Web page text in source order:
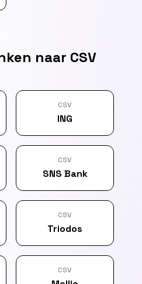
naar CSV
CSV
ING
CSV
SNS Bank
CSV
Triodos
CSV